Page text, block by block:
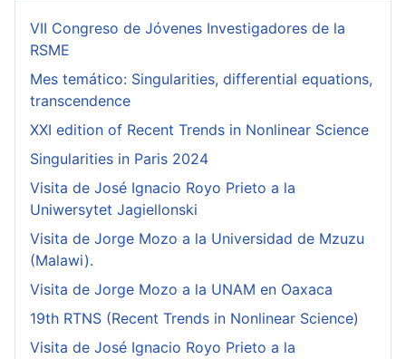
VII Congreso de Jóvenes Investigadores de la
RSME
Mes temático: Singularities, differential equations,
transcendence
XXI edition of Recent Trends in Nonlinear Science
Singularities in Paris 2024
Visita de José Ignacio Royo Prieto a la
Uniwersytet Jagiellonski
Visita de Jorge Mozo a la Universidad de Mzuzu
(Malawi).
Visita de Jorge Mozo a la UNAM en Oaxaca
19th RTNS (Recent Trends in Nonlinear Science)
Visita de José Ignacio Royo Prieto a la